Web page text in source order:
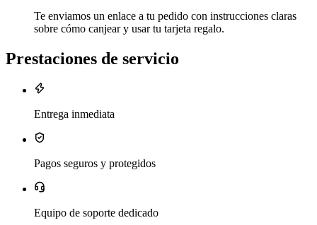
Te enviamos un enlace a tu pedido con instrucciones claras
sobre cómo canjear y usar tu tarjeta regalo.
Prestaciones de servicio
Entrega inmediata
Pagos seguros y protegidos
Equipo de soporte dedicado